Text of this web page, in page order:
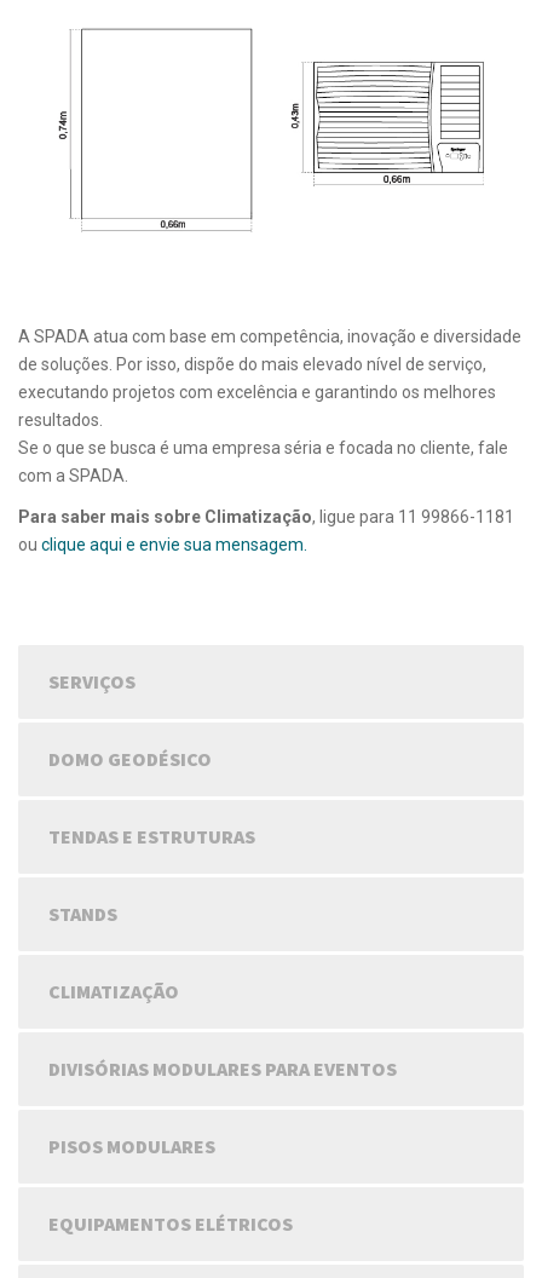
A SPADA atua com base em competência, inovação e diversidade
de soluções. Por isso, dispõe do mais elevado nível de serviço,
executando projetos com excelência e garantindo os melhores
resultados.
Se o que se busca é uma empresa séria e focada no cliente, fale
com a SPADA.
Para saber mais sobre Climatização, ligue para 11 99866-1181
ou clique aqui e envie sua mensagem.
SERVIÇOS
DOMO GEODÉSICO
TENDAS E ESTRUTURAS
STANDS
CLIMATIZAÇÃO
DIVISÓRIAS MODULARES PARA EVENTOS
PISOS MODULARES
EQUIPAMENTOS ELÉTRICOS